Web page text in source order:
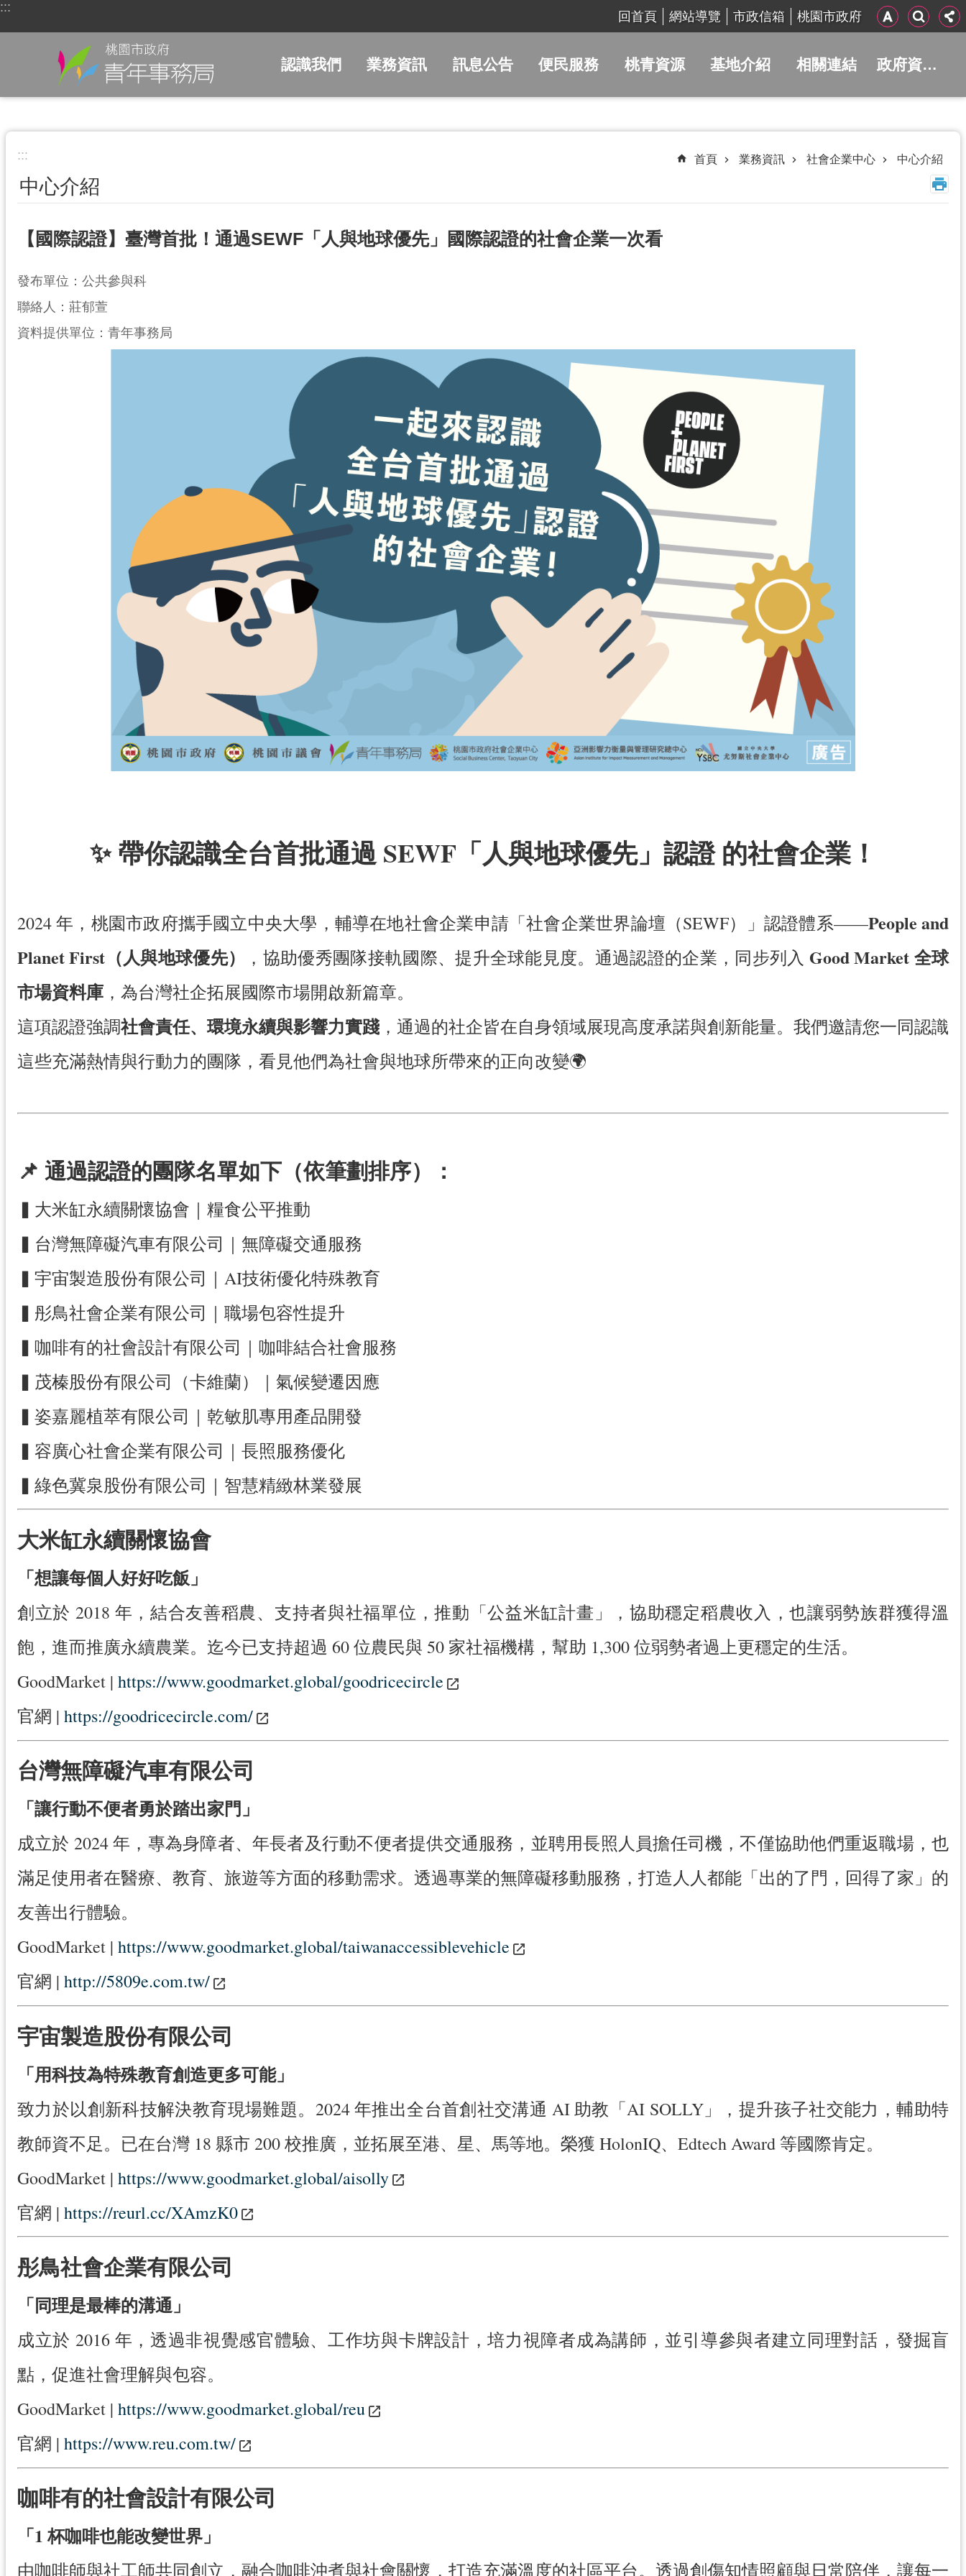
跳到主要內容區塊
:::
回首頁 網站導覽 市政信箱 桃園市政府
認識我們 業務資訊 訊息公告 便民服務 桃青資源 基地介紹 相關連結 政府資訊公開
::: 首頁 業務資訊 社會企業中心 中心介紹
中心介紹
【國際認證】臺灣首批！通過SEWF「人與地球優先」國際認證的社會企業一次看
發布單位：公共參與科
聯絡人：莊郁萱
資料提供單位：青年事務局
✨ 帶你認識全台首批通過 SEWF「人與地球優先」認證 的社會企業！
2024 年，桃園市政府攜手國立中央大學，輔導在地社會企業申請「社會企業世界論壇（SEWF）」認證體系——People and
Planet First（人與地球優先）
，協助優秀團隊接軌國際、提升全球能見度。通過認證的企業，同步列入 Good Market 全球
市場資料庫 ，為台灣社企拓展國際市場開啟新篇章。
這項認證強調社會責任、環境永續與影響力實踐 ，通過的社企皆在自身領域展現高度承諾與創新能量。我們邀請您一同認識
這些充滿熱情與行動力的團隊，看見他們為社會與地球所帶來的正向改變🌍
📌 通過認證的團隊名單如下（依筆劃排序）：
▍大米缸永續關懷協會｜糧食公平推動
▍台灣無障礙汽車有限公司｜無障礙交通服務
▍宇宙製造股份有限公司｜AI技術優化特殊教育
▍彤鳥社會企業有限公司｜職場包容性提升
▍咖啡有的社會設計有限公司｜咖啡結合社會服務
▍茂榛股份有限公司（卡維蘭）｜氣候變遷因應
▍姿嘉麗植萃有限公司｜乾敏肌專用產品開發
▍容廣心社會企業有限公司｜長照服務優化
▍綠色冀泉股份有限公司｜智慧精緻林業發展
大米缸永續關懷協會
「想讓每個人好好吃飯」
創立於 2018 年，結合友善稻農、支持者與社福單位，推動「公益米缸計畫」，協助穩定稻農收入，也讓弱勢族群獲得溫
飽，進而推廣永續農業。迄今已支持超過 60 位農民與 50 家社福機構，幫助 1,300 位弱勢者過上更穩定的生活。
GoodMarket | https://www.goodmarket.global/goodricecircle
官網 | https://goodricecircle.com/
台灣無障礙汽車有限公司
「讓行動不便者勇於踏出家門」
成立於 2024 年，專為身障者、年長者及行動不便者提供交通服務，並聘用長照人員擔任司機，不僅協助他們重返職場，也
滿足使用者在醫療、教育、旅遊等方面的移動需求。透過專業的無障礙移動服務，打造人人都能「出的了門，回得了家」的
友善出行體驗。
GoodMarket | https://www.goodmarket.global/taiwanaccessiblevehicle
官網 | http://5809e.com.tw/
宇宙製造股份有限公司
「用科技為特殊教育創造更多可能」
致力於以創新科技解決教育現場難題。2024 年推出全台首創社交溝通 AI 助教「AI SOLLY」，提升孩子社交能力，輔助特
教師資不足。已在台灣 18 縣市 200 校推廣，並拓展至港、星、馬等地。榮獲 HolonIQ、Edtech Award 等國際肯定。
GoodMarket | https://www.goodmarket.global/aisolly
官網 | https://reurl.cc/XAmzK0
彤鳥社會企業有限公司
「同理是最棒的溝通」
成立於 2016 年，透過非視覺感官體驗、工作坊與卡牌設計，培力視障者成為講師，並引導參與者建立同理對話，發掘盲
點，促進社會理解與包容。
GoodMarket | https://www.goodmarket.global/reu
官網 | https://www.reu.com.tw/
咖啡有的社會設計有限公司
「1 杯咖啡也能改變世界」
由咖啡師與社工師共同創立，融合咖啡沖煮與社會關懷，打造充滿溫度的社區平台。透過創傷知情照顧與日常陪伴，讓每一